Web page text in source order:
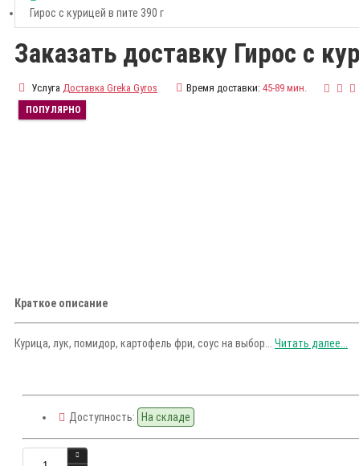
Гирос с курицей в пите 390 г
Заказать доставку Гирос с
Услуга Доставка Greka Gyros Время доставки: 45-89 мин.
ПОПУЛЯРНО
Краткое описание
Курица, лук, помидор, картофель фри, соус на выбор... Читать далее...
Доступность: На складе